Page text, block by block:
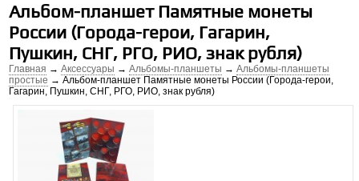
Альбом-планшет Памятные монеты
России (Города-герои, Гагарин,
Пушкин, СНГ, РГО, РИО, знак рубля)
Главная →Аксессуары →Альбомы-планшеты →Альбомы-планшеты
простые → Альбом-планшет Памятные монеты России (Города-герои,
Гагарин, Пушкин, СНГ, РГО, РИО, знак рубля)